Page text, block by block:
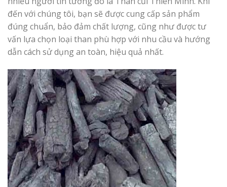
đến với chúng tôi, bạn sẽ được cung cấp sản phẩm
đúng chuẩn, bảo đảm chất lượng, cũng như được tư
vấn lựa chọn loại than phù hợp với nhu cầu và hướng
dẫn cách sử dụng an toàn, hiệu quả nhất.